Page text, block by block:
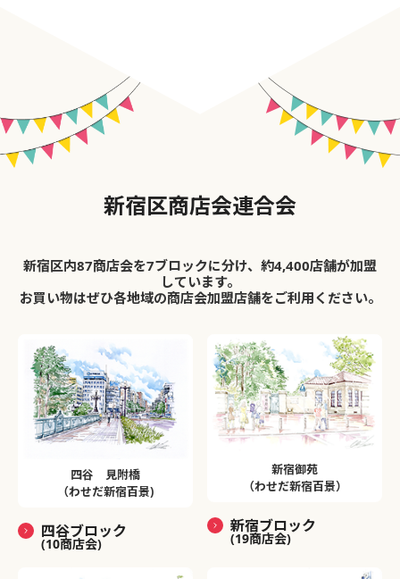
新宿区商店会連合会
新宿区内87商店会を7ブロックに分け、約4,400店舗が加盟
しています。
お買い物はぜひ各地域の商店会加盟店舗をご利用ください。
四谷 見附橋
（わせだ新宿百景)
四谷ブロック
(10商店会)
新宿御苑
（わせだ新宿百景）
新宿ブロック
(19商店会)